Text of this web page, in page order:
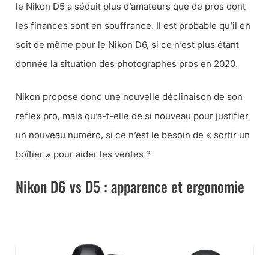
le Nikon D5 a séduit plus d’amateurs que de pros dont
les finances sont en souffrance. Il est probable qu’il en
soit de même pour le Nikon D6, si ce n’est plus étant
donnée la situation des photographes pros en 2020.
Nikon propose donc une nouvelle déclinaison de son
reflex pro, mais qu’a-t-elle de si nouveau pour justifier
un nouveau numéro, si ce n’est le besoin de « sortir un
boîtier » pour aider les ventes ?
Nikon D6 vs D5 : apparence et ergonomie